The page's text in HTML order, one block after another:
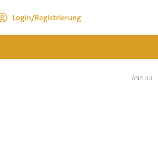
Login/Registrierung
ANZEIGE